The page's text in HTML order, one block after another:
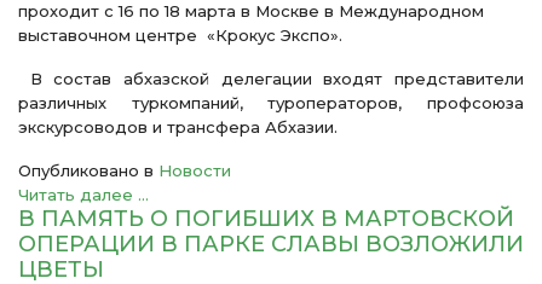
проходит с 16 по 18 марта в Москве в Международном
выставочном центре «Крокус Экспо».
В состав абхазской делегации входят представители
различных туркомпаний, туроператоров, профсоюза
экскурсоводов и трансфера Абхазии.
Опубликовано в Новости
Читать далее ...
В ПАМЯТЬ О ПОГИБШИХ В МАРТОВСКОЙ
ОПЕРАЦИИ В ПАРКЕ СЛАВЫ ВОЗЛОЖИЛИ
ЦВЕТЫ